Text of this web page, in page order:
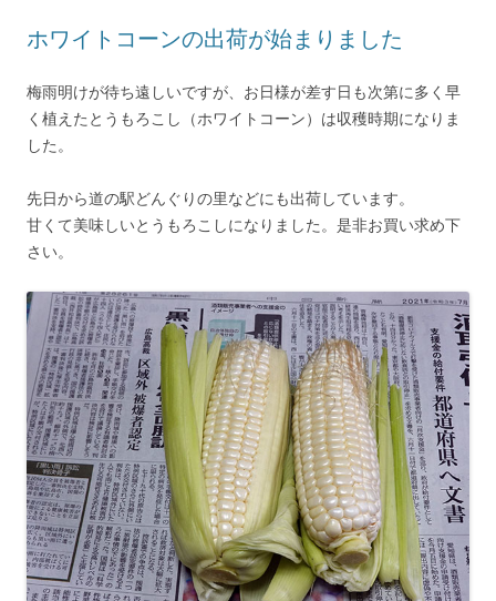
ホワイトコーンの出荷が始まりました
梅雨明けが待ち遠しいですが、お日様が差す日も次第に多く早
く植えたとうもろこし（ホワイトコーン）は収穫時期になりま
した。
先日から道の駅どんぐりの里などにも出荷しています。
甘くて美味しいとうもろこしになりました。是非お買い求め下
さい。